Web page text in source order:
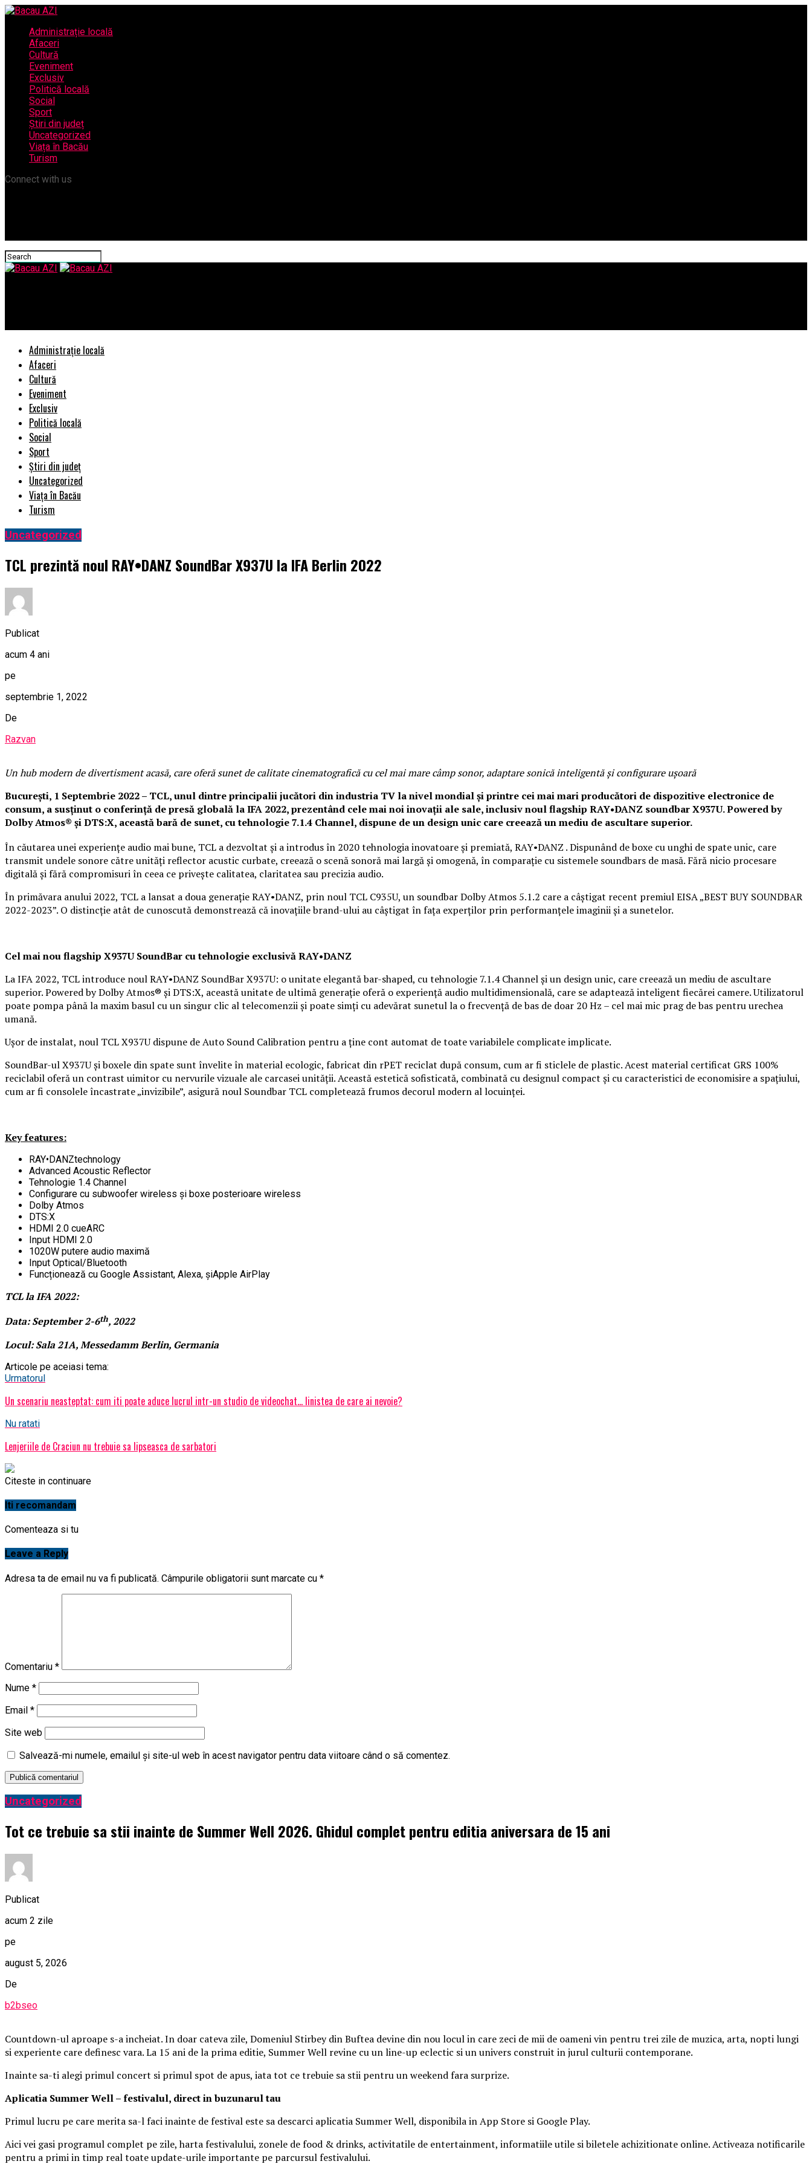
Administrație locală
Afaceri
Cultură
Eveniment
Exclusiv
Politică locală
Social
Sport
Știri din județ
Uncategorized
Viața în Bacău
Turism
Connect with us
Administrație locală
Afaceri
Cultură
Eveniment
Exclusiv
Politică locală
Social
Sport
Știri din județ
Uncategorized
Viața în Bacău
Turism
Uncategorized
TCL prezintă noul RAY•DANZ SoundBar X937U la IFA Berlin 2022
Publicat
acum 4 ani
pe
septembrie 1, 2022
De
Razvan
Un hub modern de divertisment acasă, care oferă sunet de calitate cinematografică cu cel mai mare câmp sonor, adaptare sonică inteligentă și configurare ușoară
București, 1 Septembrie 2022– TCL, unul dintre principalii jucători din industria TV la nivel mondial și printre cei mai mari producători de dispozitive electronice de
consum, a susținut o conferință de presă globală la IFA 2022, prezentând cele mai noi inovații ale sale, inclusiv noul flagship RAY•DANZ soundbar X937U. Powered by
Dolby Atmos® și DTS:X, această bară de sunet, cu tehnologie 7.1.4 Channel, dispune de un design unic care creează un mediu de ascultare superior.
În căutarea unei experiențe audio mai bune, TCL a dezvoltat și a introdus în 2020 tehnologia inovatoare și premiată, RAY•DANZ . Dispunând de boxe cu unghi de spate unic, care
transmit undele sonore către unități reflector acustic curbate, creează o scenă sonoră mai largă și omogenă, în comparație cu sistemele soundbars de masă. Fără nicio procesare
digitală și fără compromisuri în ceea ce privește calitatea, claritatea sau precizia audio.
În primăvara anului 2022, TCL a lansat a doua generație RAY•DANZ, prin noul TCL C935U, un soundbar Dolby Atmos 5.1.2 care a câștigat recent premiul EISA „BEST BUY SOUNDBAR
2022-2023”. O distincție atât de cunoscută demonstrează că inovațiile brand-ului au câștigat în fața experților prin performanțele imaginii și a sunetelor.
Cel mai nou flagship X937U SoundBar cu tehnologie exclusivă RAY•DANZ
La IFA 2022, TCL introduce noul RAY•DANZ SoundBar X937U: o unitate elegantă bar-shaped, cu tehnologie 7.1.4 Channel și un design unic, care creează un mediu de ascultare
superior. Powered by Dolby Atmos® și DTS:X, această unitate de ultimă generație oferă o experiență audio multidimensională, care se adaptează inteligent fiecărei camere. Utilizatorul
poate pompa până la maxim basul cu un singur clic al telecomenzii și poate simți cu adevărat sunetul la o frecvență de bas de doar 20 Hz – cel mai mic prag de bas pentru urechea
umană.
Ușor de instalat, noul TCL X937U dispune de Auto Sound Calibration pentru a ține cont automat de toate variabilele complicate implicate.
SoundBar-ul X937U și boxele din spate sunt învelite în material ecologic, fabricat din rPET reciclat după consum, cum ar fi sticlele de plastic. Acest material certificat GRS 100%
reciclabil oferă un contrast uimitor cu nervurile vizuale ale carcasei unității. Această estetică sofisticată, combinată cu designul compact și cu caracteristici de economisire a spațiului,
cum ar fi consolele încastrate „invizibile”, asigură noul Soundbar TCL completează frumos decorul modern al locuinței.
Key features:
RAY•DANZtechnology
Advanced Acoustic Reflector
Tehnologie 1.4 Channel
Configurare cu subwoofer wireless și boxe posterioare wireless
Dolby Atmos
DTS:X
HDMI 2.0 cueARC
Input HDMI 2.0
1020W putere audio maximă
Input Optical/Bluetooth
Funcționează cu Google Assistant, Alexa, șiApple AirPlay
TCL la IFA 2022:
Data: September 2-6th, 2022
Locul: Sala 21A, Messedamm Berlin, Germania
Articole pe aceiasi tema:
Urmatorul
Un scenariu neasteptat: cum iti poate aduce lucrul intr-un studio de videochat… linistea de care ai nevoie?
Nu ratati
Lenjeriile de Craciun nu trebuie sa lipseasca de sarbatori
Citeste in continuare
Iti recomandam
Comenteaza si tu
Leave a Reply
Adresa ta de email nu va fi publicată. Câmpurile obligatorii sunt marcate cu *
Comentariu *
Nume *
Email *
Site web
Salvează-mi numele, emailul și site-ul web în acest navigator pentru data viitoare când o să comentez.
Uncategorized
Tot ce trebuie sa stii inainte de Summer Well 2026. Ghidul complet pentru editia aniversara de 15 ani
Publicat
acum 2 zile
pe
august 5, 2026
De
b2bseo
Countdown-ul aproape s-a incheiat. In doar cateva zile, Domeniul Stirbey din Buftea devine din nou locul in care zeci de mii de oameni vin pentru trei zile de muzica, arta, nopti lungi
si experiente care definesc vara. La 15 ani de la prima editie, Summer Well revine cu un line-up eclectic si un univers construit in jurul culturii contemporane.
Inainte sa-ti alegi primul concert si primul spot de apus, iata tot ce trebuie sa stii pentru un weekend fara surprize.
Aplicatia Summer Well– festivalul, direct in buzunarul tau
Primul lucru pe care merita sa-l faci inainte de festival este sa descarci aplicatia Summer Well, disponibila in App Store si Google Play.
Aici vei gasi programul complet pe zile, harta festivalului, zonele de food & drinks, activitatile de entertainment, informatiile utile si biletele achizitionate online. Activeaza notificarile
pentru a primi in timp real toate update-urile importante pe parcursul festivalului.